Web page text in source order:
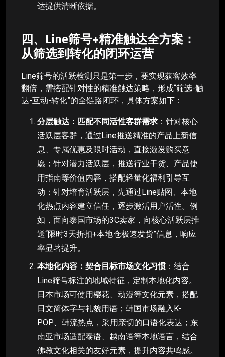
达提供清晰依据。
四、Line筛号+精准触达全方案：
从筛选到转化的闭环运营
Line筛号的活跃检测只是第一步，要实现获客效率
翻倍，需搭配针对性的精准触达策略，形成“筛选-触
达-互动-转化”的全链路闭环，具体方案如下：
分层触达：匹配不同活性客群需求 ：针对核心
活跃层客群，通过Line推送精准的产品上新信
息、专属优惠及限时活动，直接激发购买意
愿；针对潜力活跃层，推送行业干货、产品使
用指南等价值内容，搭配轻量化福利引导互
动；针对培育活跃层，先通过Line贴图、本地
化热点内容建立信任，逐步激活用户活性。例
如，面向泰国市场的3C卖家，向核心活跃层推
送“限时3天折扣+本地仓极速发货”信息，响应
率显著提升。
本地化内容：契合目标市场文化习惯 ：结合
Line筛号标注的地域特征，定制本地化内容。
日本市场可使用樱花、动漫等文化元素，搭配
日文简体字与礼貌用语；韩国市场融入K-
POP、韩流热点，采用亲切的口语化表达；东
南亚市场适配泰语、越南语等本地语言，结合
佛教文化相关的友好元素，提升内容共鸣感。